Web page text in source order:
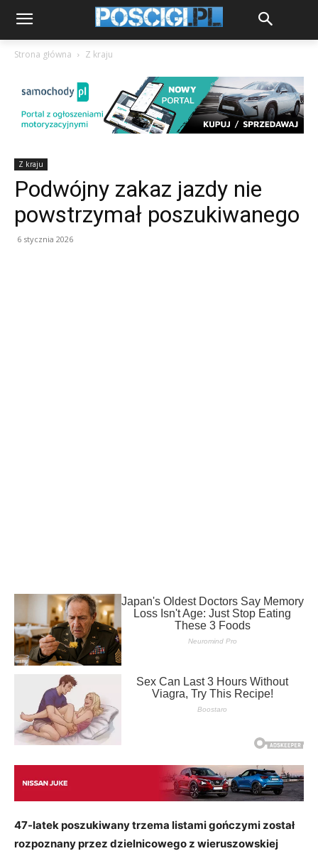
Strona główna Z kraju
Z kraju
Podwójny zakaz jazdy nie
powstrzymał poszukiwanego
6 stycznia 2026
47-latek poszukiwany trzema listami gończymi został
rozpoznany przez dzielnicowego z wieruszowskiej